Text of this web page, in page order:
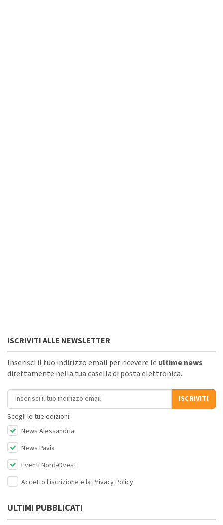
ISCRIVITI ALLE NEWSLETTER
Inserisci il tuo indirizzo email per ricevere le ultime news
direttamente nella tua casella di posta elettronica.
Indirizzo email
ISCRIVITI
Scegli le tue edizioni:
News Alessandria
News Pavia
Eventi Nord-Ovest
Accetto l'iscrizione e la Privacy Policy
ULTIMI PUBBLICATI